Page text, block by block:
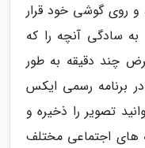
و روی گوشی خود قرار
سادگی آنچه را که
چند دقیقه به طور
برنامه رسمی ایکس
تصویر را ذخیره و
های اجتماعی مختلف